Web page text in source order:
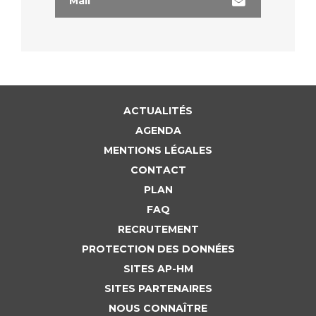
Nos indicateurs qualité et de sécurité des soins
Protection des données
Les recherches en santé à l’AP-HM
Lieu de santé sans tabac
Liste des marchés conclus
ACTUALITÉS
AGENDA
MENTIONS LÉGALES
CONTACT
PLAN
FAQ
RECRUTEMENT
PROTECTION DES DONNÉES
SITES AP-HM
SITES PARTENAIRES
NOUS CONNAÎTRE